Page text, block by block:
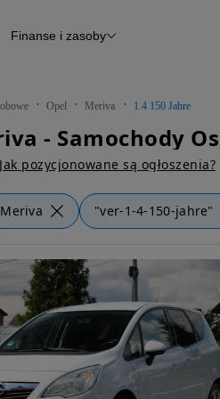
Raport z inspekcji
Otomoto News
Finanse i zasoby
Opel Meriva 1.4 150 Jahre
Jak pozycjonowane są ogłoszenia?
Meriva "ver-1-4-150-jahre"